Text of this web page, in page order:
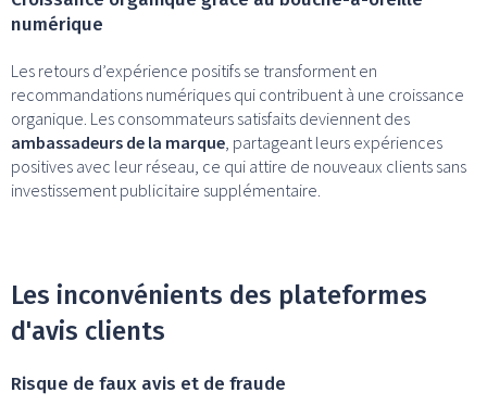
numérique
Les retours d’expérience positifs se transforment en
recommandations numériques qui contribuent à une croissance
organique. Les consommateurs satisfaits deviennent des
ambassadeurs de la marque, partageant leurs expériences
positives avec leur réseau, ce qui attire de nouveaux clients sans
investissement publicitaire supplémentaire.
Les inconvénients des plateformes
d'avis clients
Risque de faux avis et de fraude